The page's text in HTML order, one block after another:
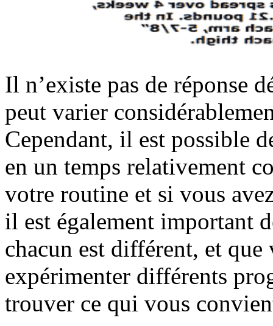
Il n’existe pas de réponse
peut varier
Cependant, il est possible
en un temps relativement
votre routine et si vous
il est également important
chacun est différent, et que
expérimenter différents
trouver ce qui vous